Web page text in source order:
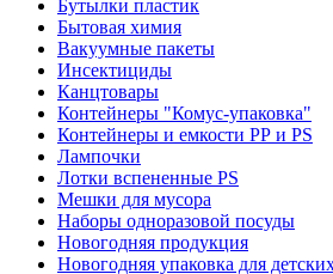
Бутылки пластик
Бытовая химия
Вакуумные пакеты
Инсектициды
Канцтовары
Контейнеры "Комус-упаковка"
Контейнеры и емкости РР и PS
Лампочки
Лотки вспененные PS
Мешки для мусора
Наборы одноразовой посуды
Новогодняя продукция
Новогодняя упаковка для